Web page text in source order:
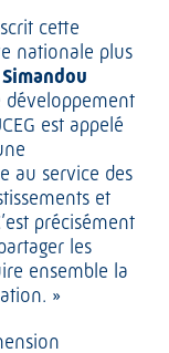
cette
nationale plus
Simandou
est appelé
au service des
et
précisément
les
ensemble la
»